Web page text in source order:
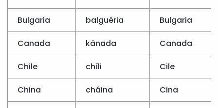
Bulgaria balguéria Bulgaria
Canada kánada Canada
Chile chíli Cile
China cháina Cina